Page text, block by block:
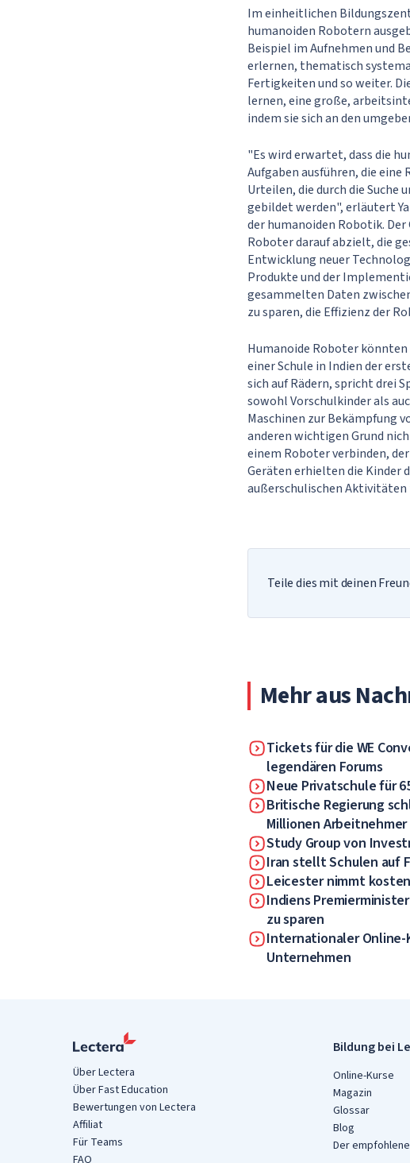
Im einheitlichen
humanoiden Robotern
Beispiel im Aufnehmen und
erlernen, thematisch
Fertigkeiten und so weiter.
lernen, eine große,
indem sie sich an den
"Es wird erwartet, dass die
Aufgaben ausführen, die
Urteilen, die durch die Suche
gebildet werden", erläutert
der humanoiden Robotik. Der
Roboter darauf abzielt, die
Entwicklung neuer
Produkte und der
gesammelten Daten
zu sparen, die Effizienz der
Humanoide Roboter
einer Schule in Indien der
sich auf Rädern, spricht drei
sowohl Vorschulkinder als
Maschinen zur Bekämpfung
anderen wichtigen Grund
einem Roboter verbinden,
Geräten erhielten die Kinder
außerschulischen
Teile dies mit deinen
Mehr aus
Tickets für die WE
legendären Forums
Neue Privatschule für
Britische Regierung
Millionen
Study Group von
Iran stellt Schulen auf
Leicester nimmt
Indiens
zu sparen
Internationaler Online-
Unternehmen
Über Lectera
Über Fast Education
Bewertungen von Lectera
Affiliat
Für Teams
FAQ
Bildung bei
Online-Kurse
Magazin
Glossar
Blog
Der